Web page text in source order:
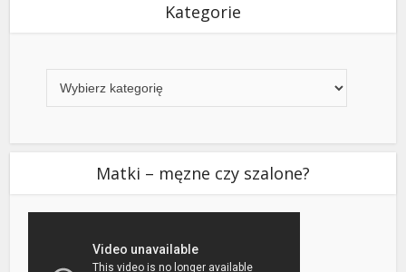
Kategorie
Matki – męzne czy szalone?